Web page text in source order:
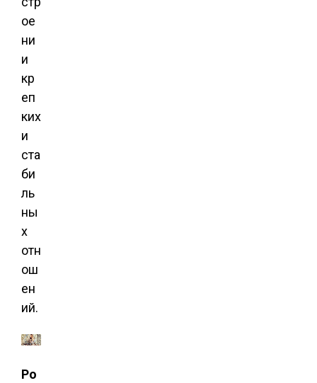
ое
ни
и
кр
еп
ких
и
ста
би
ль
ны
х
отн
ош
ен
ий.
Ро